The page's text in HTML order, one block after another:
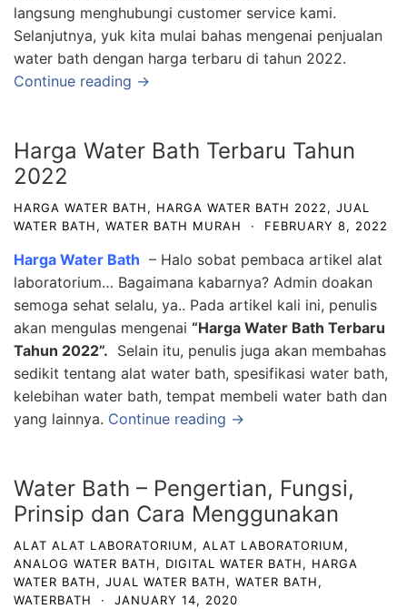
langsung menghubungi customer service kami.
Selanjutnya, yuk kita mulai bahas mengenai penjualan
water bath dengan harga terbaru di tahun 2022.
Continue reading →
Harga Water Bath Terbaru Tahun
2022
HARGA WATER BATH, HARGA WATER BATH 2022, JUAL
WATER BATH, WATER BATH MURAH · FEBRUARY 8, 2022
Harga Water Bath – Halo sobat pembaca artikel alat
laboratorium… Bagaimana kabarnya? Admin doakan
semoga sehat selalu, ya.. Pada artikel kali ini, penulis
akan mengulas mengenai “Harga Water Bath Terbaru
Tahun 2022”. Selain itu, penulis juga akan membahas
sedikit tentang alat water bath, spesifikasi water bath,
kelebihan water bath, tempat membeli water bath dan
yang lainnya. Continue reading →
Water Bath – Pengertian, Fungsi,
Prinsip dan Cara Menggunakan
ALAT ALAT LABORATORIUM, ALAT LABORATORIUM,
ANALOG WATER BATH, DIGITAL WATER BATH, HARGA
WATER BATH, JUAL WATER BATH, WATER BATH,
WATERBATH
· JANUARY 14, 2020